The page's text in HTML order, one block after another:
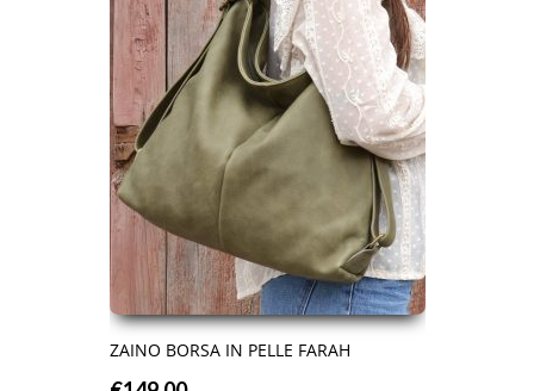
ZAINO BORSA IN PELLE FARAH